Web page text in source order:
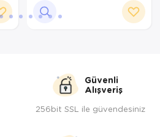
Güvenli
Alışveriş
256bit SSL ile güvendesiniz